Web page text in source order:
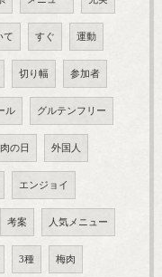
て すぐ 運動
切り幅 参加者
ル グルテンフリー
肉の日 外国人
エンジョイ
考案 人気メニュー
3種 梅肉